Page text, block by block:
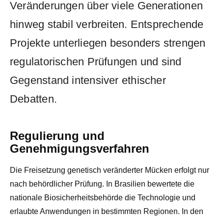
Veränderungen über viele Generationen
hinweg stabil verbreiten. Entsprechende
Projekte unterliegen besonders strengen
regulatorischen Prüfungen und sind
Gegenstand intensiver ethischer
Debatten.
Regulierung und
Genehmigungsverfahren
Die Freisetzung genetisch veränderter Mücken erfolgt nur
nach behördlicher Prüfung. In Brasilien bewertete die
nationale Biosicherheitsbehörde die Technologie und
erlaubte Anwendungen in bestimmten Regionen. In den